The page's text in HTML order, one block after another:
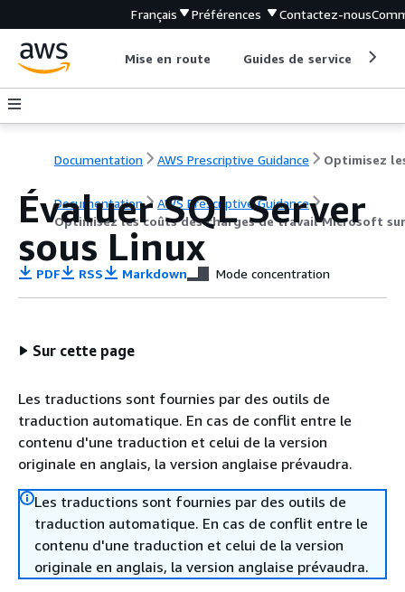
Français Préférences Contactez-nous
Mise en route Guides de service
Documentation AWS Prescriptive Guidance
Documentation
AWS Prescriptive Guidance
Optimisez les coûts des charges de travail Microsoft sur
Évaluer SQL Server
sous Linux
PDF RSS Markdown Mode concentration
Sur cette page
Les traductions sont fournies par des outils de
traduction automatique. En cas de conflit entre le
contenu d'une traduction et celui de la version
originale en anglais, la version anglaise prévaudra.
Les traductions sont fournies par des outils de
traduction automatique. En cas de conflit entre le
contenu d'une traduction et celui de la version
originale en anglais, la version anglaise prévaudra.